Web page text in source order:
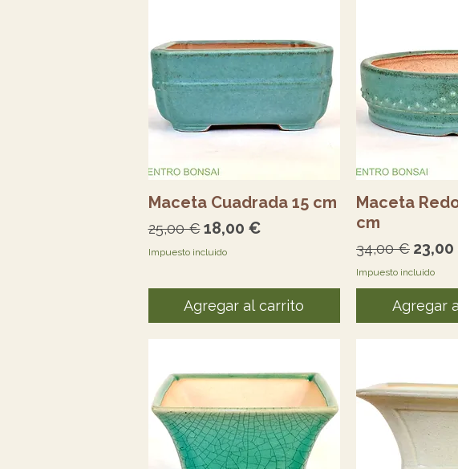
Vista rápida
Maceta Cuadrada 15 cm
Precio
25,00 € Precio de oferta
18,00 €
Impuesto incluido
Agregar al carrito
Vista
Maceta
cm
Precio
34,00 €
Impuesto incluido
Agregar